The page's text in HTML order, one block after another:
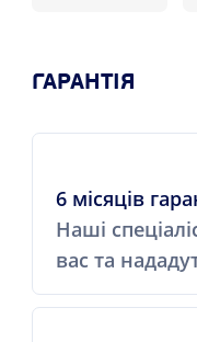
ГАРАНТІЯ
6 місяців
Наші
вас та